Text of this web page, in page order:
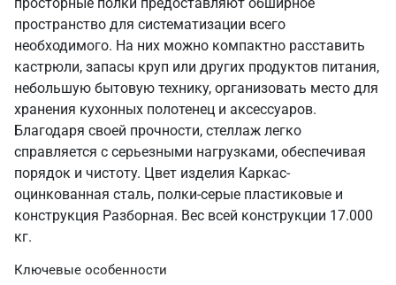
пространство для систематизации всего
необходимого. На них можно компактно расставить
кастрюли, запасы круп или других продуктов питания,
небольшую бытовую технику, организовать место для
хранения кухонных полотенец и аксессуаров.
Благодаря своей прочности, стеллаж легко
справляется с серьезными нагрузками, обеспечивая
порядок и чистоту. Цвет изделия Каркас-
оцинкованная сталь, полки-серые пластиковые и
конструкция Разборная. Вес всей конструкции 17.000
кг.
Ключевые особенности